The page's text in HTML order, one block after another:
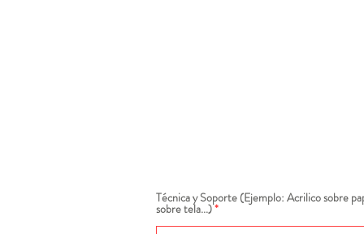
Técnica y Soporte (Ejemplo: Acrilico sobre
sobre tela...)